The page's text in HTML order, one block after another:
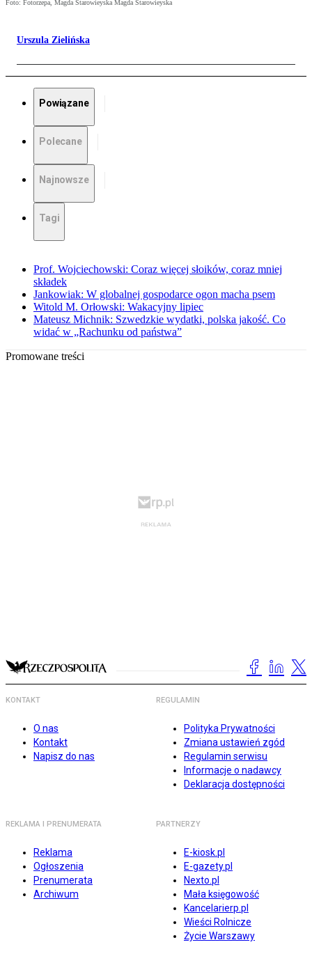
Foto: Fotorzepa, Magda Starowieyska Magda Starowieyska
Urszula Zielińska
Powiązane
Polecane
Najnowsze
Tagi
Prof. Wojciechowski: Coraz więcej słoików, coraz mniej
składek
Jankowiak: W globalnej gospodarce ogon macha psem
Witold M. Orłowski: Wakacyjny lipiec
Mateusz Michnik: Szwedzkie wydatki, polska jakość. Co
widać w „Rachunku od państwa”
Promowane treści
KONTAKT
O nas
Kontakt
Napisz do nas
REGULAMIN
Polityka Prywatności
Zmiana ustawień zgód
Regulamin serwisu
Informacje o nadawcy
Deklaracja dostępności
REKLAMA I PRENUMERATA
Reklama
Ogłoszenia
Prenumerata
Archiwum
PARTNERZY
E-kiosk.pl
E-gazety.pl
Nexto.pl
Mała księgowość
Kancelarierp.pl
Wieści Rolnicze
Życie Warszawy